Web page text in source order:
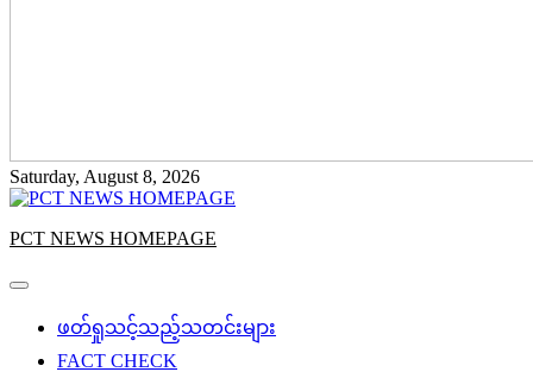
Saturday, August 8, 2026
PCT NEWS HOMEPAGE
ဖတ်ရှုသင့်သည့်သတင်းများ
FACT CHECK